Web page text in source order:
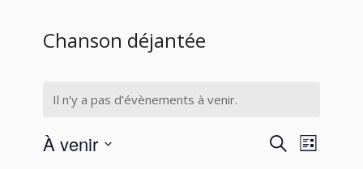
Chanson déjantée
Il n’y a pas d’évènements à venir.
Recherche
de
Liste
À venir